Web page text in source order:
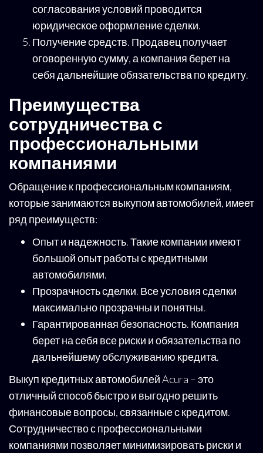
согласования условий проводится
юридическое оформление сделки.
Получение средств. Продавец получает
оговоренную сумму, а компания берет на
себя дальнейшие обязательства по кредиту.
Преимущества
сотрудничества с
профессиональными
компаниями
Обращение к профессиональным компаниям,
которые занимаются выкупом автомобилей, имеет
ряд преимуществ:
Опыт и надежность. Такие компании имеют
большой опыт работы с кредитными
автомобилями.
Прозрачность сделки. Все условия сделки
максимально прозрачны и понятны.
Гарантированная безопасность. Компания
берет на себя все риски и обязательства по
дальнейшему обслуживанию кредита.
Выкуп кредитных автомобилей Acura – это
отличный способ быстро и выгодно решить
финансовые вопросы, связанные с кредитом.
Сотрудничество с профессиональными
компаниями позволяет минимизировать риски и